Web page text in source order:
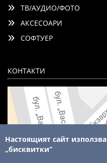
ТВ/АУДИО/ФОТО
АКСЕСОАРИ
СОФТУЕР
КОНТАКТИ
Настоящият сайт използва
„бисквитки“